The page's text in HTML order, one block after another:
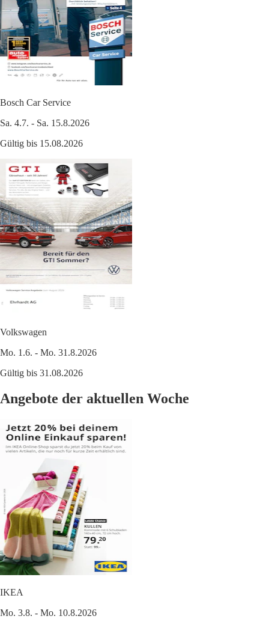
Bosch Car Service
Sa. 4.7. - Sa. 15.8.2026
Gültig bis 15.08.2026
Volkswagen
Mo. 1.6. - Mo. 31.8.2026
Gültig bis 31.08.2026
Angebote der aktuellen Woche
IKEA
Mo. 3.8. - Mo. 10.8.2026